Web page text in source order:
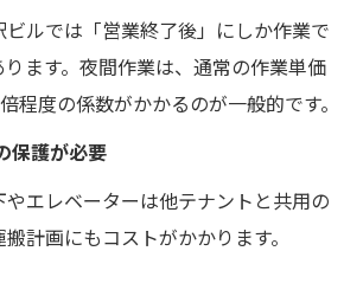
ビルでは「営業終了後」にしか作業で
ります。夜間作業は、通常の作業単価
程度の係数がかかるのが一般的です。
保護が必要
エレベーターは他テナントと共用の
計画にもコストがかかります。